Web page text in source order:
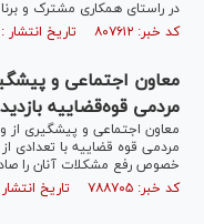
در راستای همکاری مشترک و
کد خبر: ۸۰۷۶۱۲ تاریخ انتشار : ۱۴۰۱/۰۱/۲۳
معاون اجتماعی و
مردمی قوه‌قضاییه
معاون اجتماعی و پیشگیری از
مردمی قوه قضاییه با تعدادی
خصوص رفع مشکلات آنان را
کد خبر: ۷۸۸۷۰۵ تاریخ انتشار : ۱۴۰۰/۱۰/۲۲